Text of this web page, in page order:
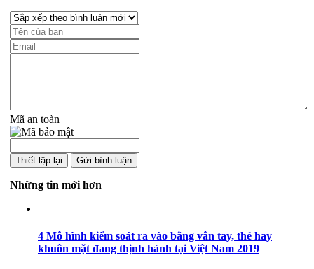
Mã an toàn
Những tin mới hơn
4 Mô hình kiểm soát ra vào bằng vân tay, thẻ hay
khuôn mặt đang thịnh hành tại Việt Nam 2019